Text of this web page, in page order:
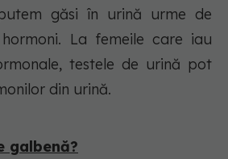
găsi în urină urme de
La femeile care iau
testele de urină pot
din urină.
galbenă?